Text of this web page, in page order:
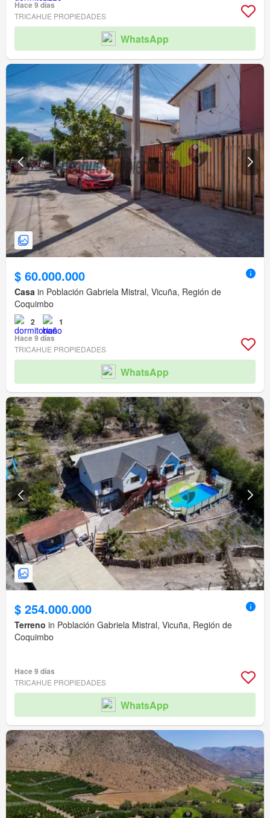
Hace 9 días
TRICAHUE PROPIEDADES
WhatsApp
$ 60.000.000
Casa in Población Gabriela Mistral, Vicuña, Región de
Coquimbo
2
1
Hace 9 días
TRICAHUE PROPIEDADES
WhatsApp
$ 254.000.000
Terreno in Población Gabriela Mistral, Vicuña, Región de
Coquimbo
Hace 9 días
TRICAHUE PROPIEDADES
WhatsApp